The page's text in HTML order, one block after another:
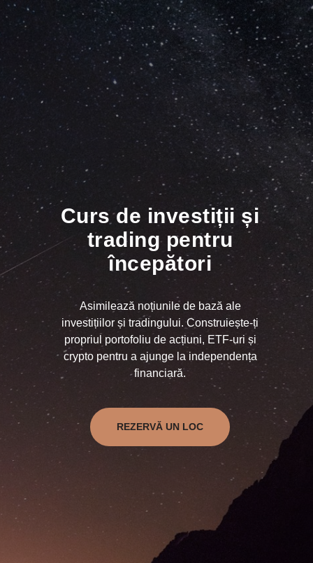
Curs de investiții și
trading pentru
începători
Asimilează noțiunile de bază ale
investițiilor și tradingului. Construiește-ți
propriul portofoliu de acțiuni, ETF-uri și
crypto pentru a ajunge la independența
financiară.
REZERVĂ UN LOC